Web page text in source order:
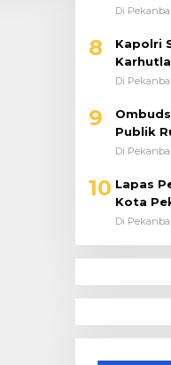
37
Di
8
Kapolri
El Niño
Di
9
Publik
Di
10 Lapas
Kota
Warga
Di